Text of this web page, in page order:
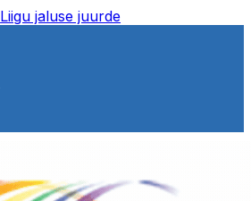
Liigu jaluse juurde